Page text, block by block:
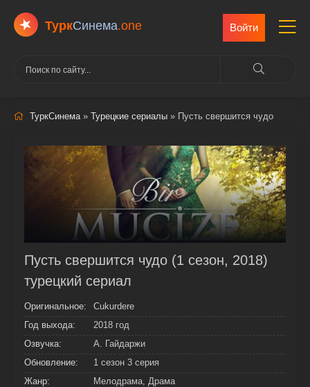
ТуркCинема.one Войти
ТуркСинема» Турецкие сериалы » Пусть свершится чудо
Пусть свершится чудо (1 сезон, 2018)
турецкий сериал
Оригинальное:
Cukurdere
Год выхода:
2018 год
Озвучка:
А. Гайдаржи
Обновление:
1 сезон 3 серия
Жанр:
Мелодрама, Драма